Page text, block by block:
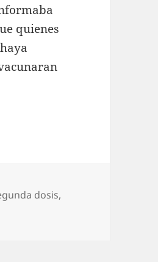
quienes
dosis,